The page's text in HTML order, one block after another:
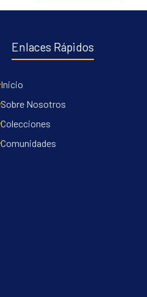
Enlaces Rápidos
Inicio
Sobre Nosotros
Colecciones
Comunidades